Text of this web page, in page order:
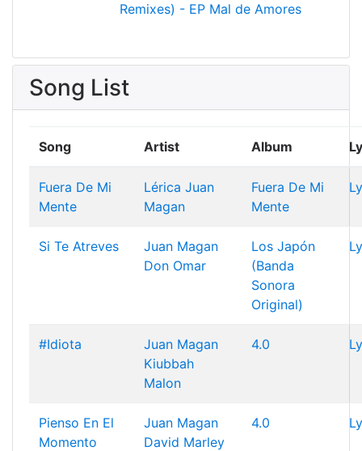
Remixes) - EP Mal de Amores
Song List
Song Artist Album
Fuera De Mi
Mente
Lérica Juan
Magan
Fuera De Mi
Mente
Si Te Atreves
Juan Magan
Don Omar
Los Japón
(Banda
Sonora
Original)
#Idiota
Juan Magan
Kiubbah
Malon
4.0
Pienso En El
Momento
Juan Magan
David Marley
4.0